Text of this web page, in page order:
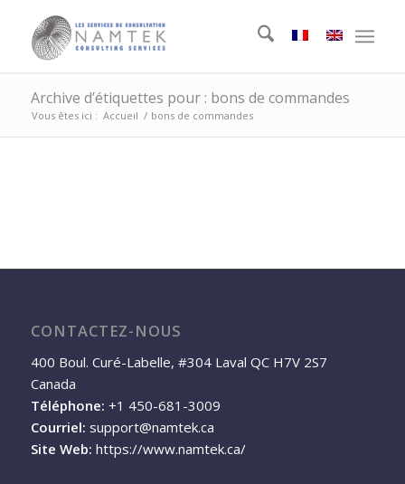
Archive d’étiquettes pour : bons de commandes
Vous êtes ici : Accueil / bons de commandes
CONTACTEZ-NOUS
400 Boul. Curé-Labelle, #304 Laval QC H7V 2S7
Canada
Téléphone: +1 450-681-3009
Courriel: support@namtek.ca
Site Web: https://www.namtek.ca/